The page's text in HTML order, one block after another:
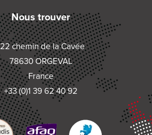
Nous trouver
chemin de la Cavée
78630 ORGEVAL
France
+33 (0)1 39 62 40 92